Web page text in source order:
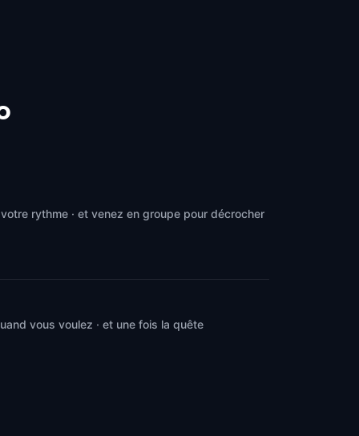
rythme · et venez en groupe pour décrocher
vous voulez · et une fois la quête